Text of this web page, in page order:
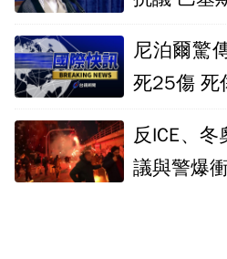
尼泊爾驚
死25傷 死
反ICE、
議與警爆